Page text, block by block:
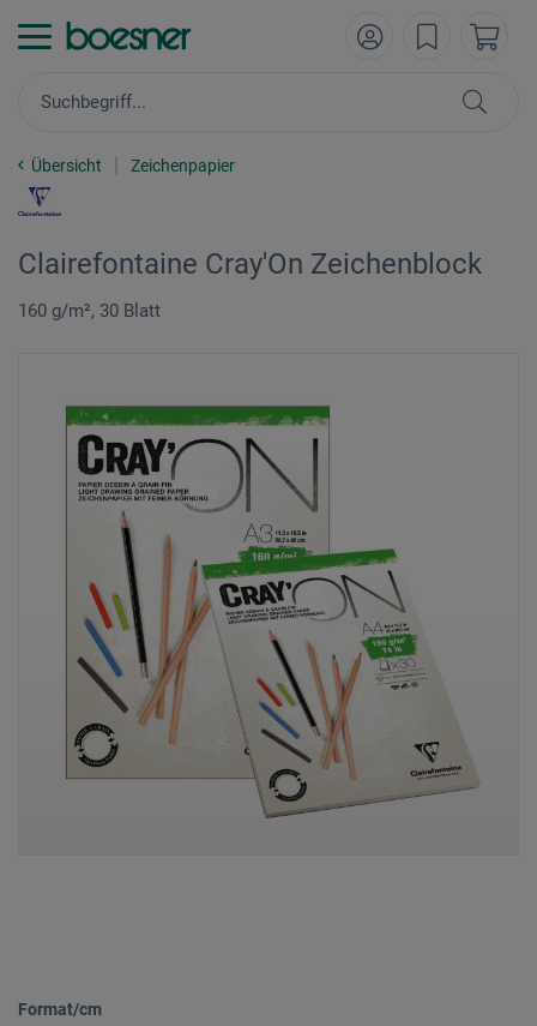
Übersicht Zeichenpapier
Clairefontaine Cray'On Zeichenblock
160 g/m², 30 Blatt
Format/cm